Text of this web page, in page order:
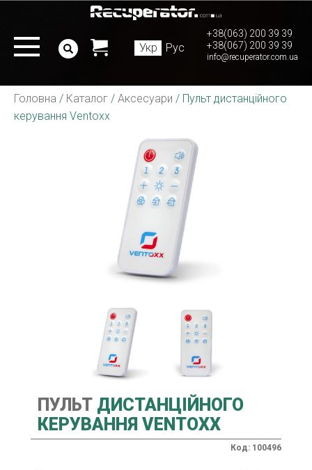
Укр Рус
+38(063) 200 39 39
+38(067) 200 39 39
info@recuperator.com.ua
Головна / Каталог / Аксесуари / Пульт дистанційного
керування Ventoxx
ПУЛЬТ ДИСТАНЦІЙНОГО
КЕРУВАННЯ VENTOXX
Код: 100496